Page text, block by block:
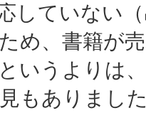
していない
め、書籍が
いうよりは
もありまし